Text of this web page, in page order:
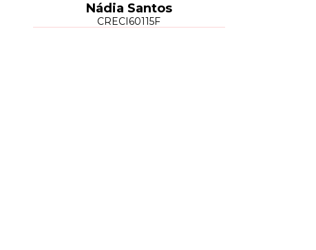
Nádia Santos
CRECI60115F